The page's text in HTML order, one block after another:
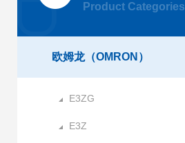
Product Categories
欧姆龙（OMRON）
E3ZG
E3Z